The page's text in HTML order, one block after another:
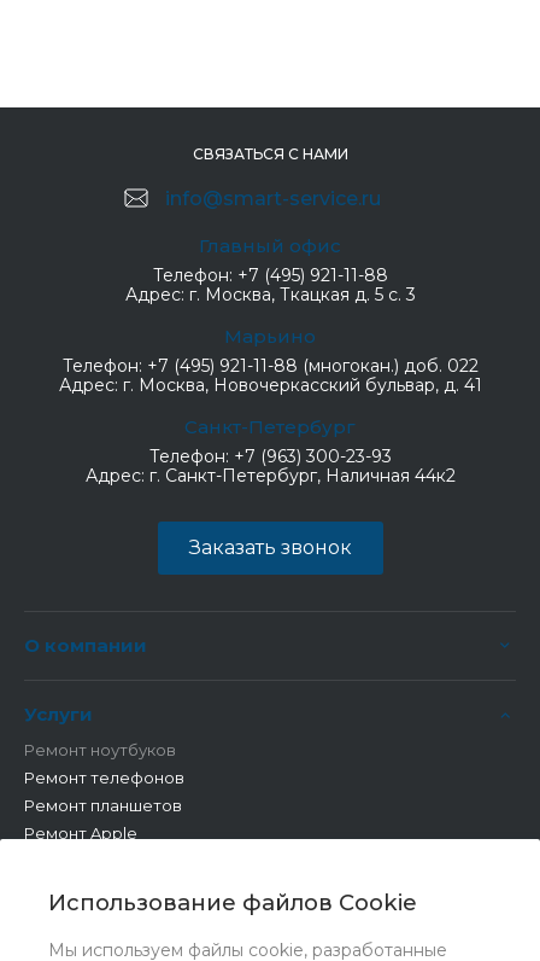
Использование файлов Cookie
Мы используем файлы cookie, разработанные
СВЯЗАТЬСЯ С НАМИ
info@smart-service.ru
Главный офис
Телефон: +7 (495) 921-11-88
Адрес: г. Москва, Ткацкая д. 5 с. 3
Марьино
Телефон: +7 (495) 921-11-88 (многокан.) доб. 022
Адрес: г. Москва, Новочеркасский бульвар, д. 41
Санкт-Петербург
Телефон: +7 (963) 300-23-93
Адрес: г. Санкт-Петербург, Наличная 44к2
Заказать звонок
О компании
Услуги
Ремонт ноутбуков
Ремонт телефонов
Ремонт планшетов
Ремонт Apple